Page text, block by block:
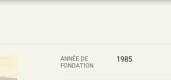
ANNÉE DE
FONDATION
1985